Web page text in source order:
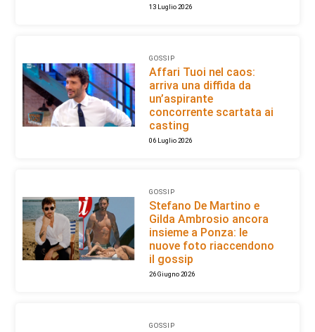
13 Luglio 2026
GOSSIP
Affari Tuoi nel caos:
arriva una diffida da
un’aspirante
concorrente scartata ai
casting
06 Luglio 2026
GOSSIP
Stefano De Martino e
Gilda Ambrosio ancora
insieme a Ponza: le
nuove foto riaccendono
il gossip
26 Giugno 2026
GOSSIP